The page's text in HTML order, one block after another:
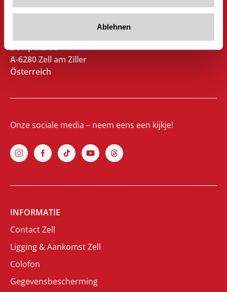
Ablehnen
+43 5282 2281 0
Dorfplatz 3a
A-6280 Zell am Ziller
Österreich
Onze sociale media – neem eens een kijkje!
INFORMATIE
Contact Zell
Ligging & Aankomst Zell
Colofon
Gegevensbescherming